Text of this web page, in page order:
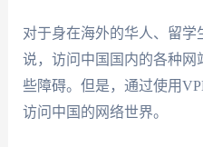
对于身在海外的华人、留学
说，访问中国国内的各种
些障碍。但是，通过使用
访问中国的网络世界。